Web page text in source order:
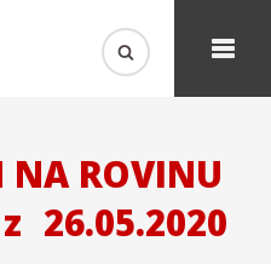
NA ROVINU
z 26.05.2020